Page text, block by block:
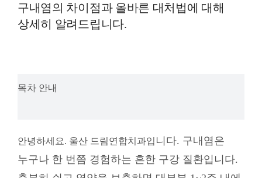
구내염의 차이점과 올바른 대처법에 대해
상세히 알려드립니다.
목차 안내
안녕하세요. 울산 드림연합치과입 니다. 구내염은
누구나 한 번쯤 경험하는 흔한 구강 질환입니다.